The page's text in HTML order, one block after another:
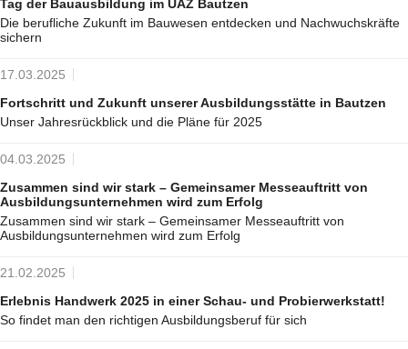
Tag der Bauausbildung im ÜAZ Bautzen
Die berufliche Zukunft im Bauwesen entdecken und Nachwuchskräfte
sichern
17.03.2025
Fortschritt und Zukunft unserer Ausbildungsstätte in Bautzen
Unser Jahresrückblick und die Pläne für 2025
04.03.2025
Zusammen sind wir stark – Gemeinsamer Messeauftritt von
Ausbildungsunternehmen wird zum Erfolg
Zusammen sind wir stark – Gemeinsamer Messeauftritt von
Ausbildungsunternehmen wird zum Erfolg
21.02.2025
Erlebnis Handwerk 2025 in einer Schau- und Probierwerkstatt!
So findet man den richtigen Ausbildungsberuf für sich